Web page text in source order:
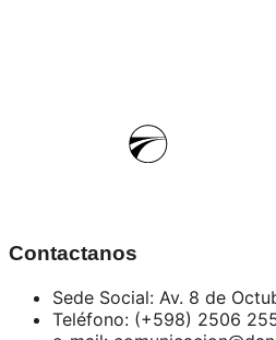
Contactanos
Sede Social: Av. 8 de
Teléfono: (+598) 2506